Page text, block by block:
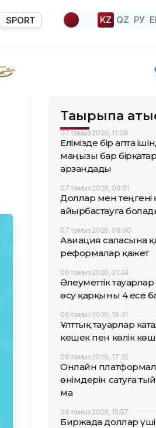
SPORT KZ QZ РУ
Тақырыпқа
07 тамыз 2026, 11:08
Елімізде бір апта
маңызы бар бірқатар
арзандады
07 тамыз 2026, 08:51
Доллар мен
айырбастауға
07 тамыз 2026, 08:00
Авиация саласына
реформалар қажет
06 тамыз 2026, 21:24
Әлеуметтік
өсу қарқыны 4 есе
06 тамыз 2026, 19:41
Ұлттық тауарлар
кешек пен көлік көш
06 тамыз 2026, 17:25
Онлайн
өнімдерін сатуға
ма
06 тамыз 2026, 15:57
Биржада доллар